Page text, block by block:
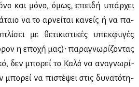
και μό­νο, όμως, επει­δή υπάρ­χει
να το αρ­νεί­ται κα­νείς ή να πα­
με θε­τι­κι­στι­κές υπεκ­φυ­γές
η επο­χή μας)∙ πα­ρα­γνω­ρί­ζο­ντας
δεν μπο­ρεί το Κα­λό να ανα­γνω­ρί­
μπο­ρεί να πι­στέ­ψει στις δυ­να­τό­τη­